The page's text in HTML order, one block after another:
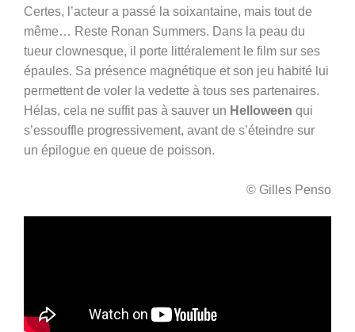
Certes, l’acteur a passé la soixantaine, mais tout de
même… Reste Ronan Summers. Dans la peau du
tueur clownesque, il porte littéralement le film sur ses
épaules. Sa présence magnétique et son jeu habité lui
permettent de voler la vedette à tous ses partenaires.
Hélas, cela ne suffit pas à sauver un Helloween qui
s’essouffle progressivement, avant de s’éteindre sur
un épilogue en queue de poisson.
© Gilles Penso